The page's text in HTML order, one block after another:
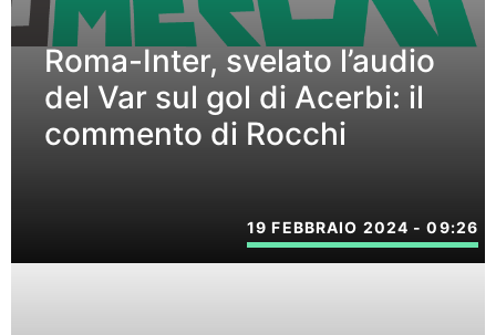
Roma-Inter, svelato l’audio
del Var sul gol di Acerbi: il
commento di Rocchi
19 FEBBRAIO 2024 - 09:26